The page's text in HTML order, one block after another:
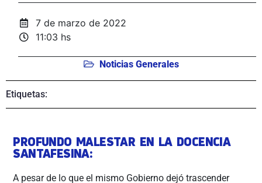
7 de marzo de 2022
11:03 hs
Noticias Generales
Etiquetas:
PROFUNDO MALESTAR EN LA DOCENCIA
SANTAFESINA:
A pesar de lo que el mismo Gobierno dejó trascender